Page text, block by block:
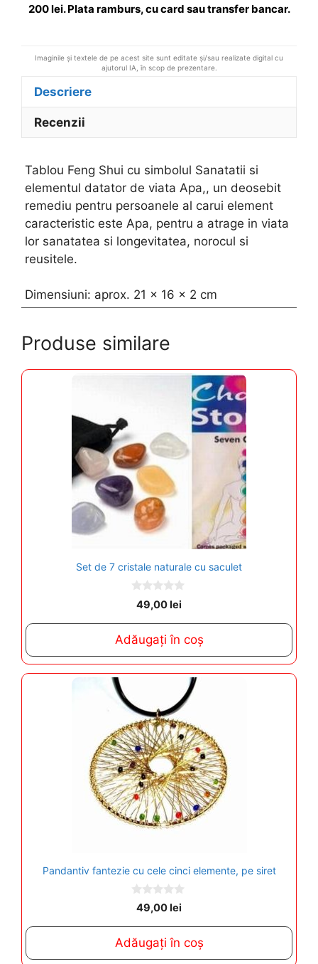
200 lei. Plata ramburs, cu card sau transfer bancar.
Imaginile și textele de pe acest site sunt editate și/sau realizate digital cu
ajutorul IA, în scop de prezentare.
Descriere
Recenzii
Tablou Feng Shui cu simbolul Sanatatii si
elementul datator de viata Apa,, un deosebit
remediu pentru persoanele al carui element
caracteristic este Apa, pentru a atrage in viata
lor sanatatea si longevitatea, norocul si
reusitele.
Dimensiuni: aprox. 21 x 16 x 2 cm
Produse similare
Set de 7 cristale naturale cu saculet
o
o
5
49,00lei
Adăugați în coș
Pandantiv fantezie cu cele cinci elemente, pe siret
o
o
49,00lei
Adăugați în coș